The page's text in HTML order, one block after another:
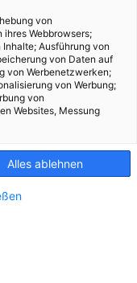
von
ihres Webbrowsers;
Ausführung von
von Daten auf
von Werbenetzwerken;
von Werbung;
von
Websites, Messung
Alles ablehnen